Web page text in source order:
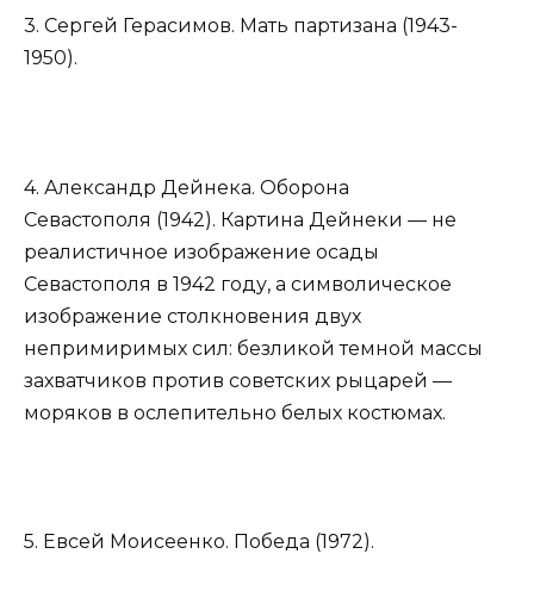
3. Сергей Герасимов. Мать партизана (1943-
1950).
4. Александр Дейнека. Оборона
Севастополя (1942). Картина Дейнеки — не
реалистичное изображение осады
Севастополя в 1942 году, а символическое
изображение столкновения двух
непримиримых сил: безликой темной массы
захватчиков против советских рыцарей —
моряков в ослепительно белых костюмах.
5. Евсей Моисеенко. Победа (1972).